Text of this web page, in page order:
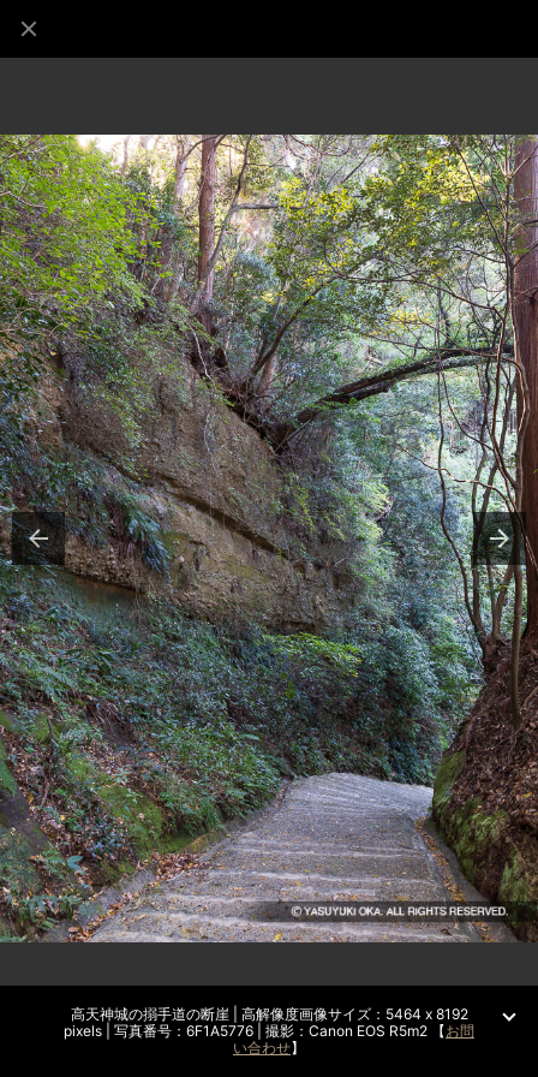
高天神城の搦手道の断崖 | 高解像度画像サイズ：5464 x 8192
pixels | 写真番号：6F1A5776 | 撮影：Canon EOS R5m2 【お問
い合わせ】